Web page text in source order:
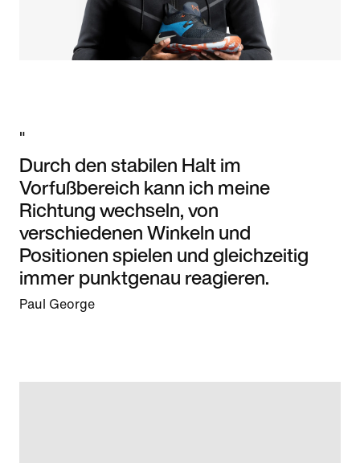
"
Durch den stabilen Halt im
Vorfußbereich kann ich meine
Richtung wechseln, von
verschiedenen Winkeln und
Positionen spielen und gleichzeitig
immer punktgenau reagieren.
Paul George